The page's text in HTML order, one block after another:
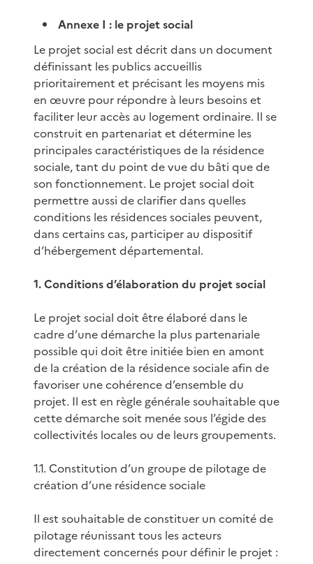
Annexe I : le projet social
Le projet social est décrit dans un document
définissant les publics accueillis
prioritairement et précisant les moyens mis
en œuvre pour répondre à leurs besoins et
faciliter leur accès au logement ordinaire. Il se
construit en partenariat et détermine les
principales caractéristiques de la résidence
sociale, tant du point de vue du bâti que de
son fonctionnement. Le projet social doit
permettre aussi de clarifier dans quelles
conditions les résidences sociales peuvent,
dans certains cas, participer au dispositif
d’hébergement départemental.
1. Conditions d’élaboration du projet social
Le projet social doit être élaboré dans le
cadre d’une démarche la plus partenariale
possible qui doit être initiée bien en amont
de la création de la résidence sociale afin de
favoriser une cohérence d’ensemble du
projet. Il est en règle générale souhaitable que
cette démarche soit menée sous l’égide des
collectivités locales ou de leurs groupements.
1.1. Constitution d’un groupe de pilotage de
création d’une résidence sociale
Il est souhaitable de constituer un comité de
pilotage réunissant tous les acteurs
directement concernés pour définir le projet :